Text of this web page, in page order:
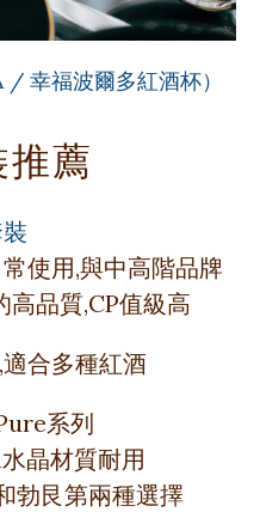
/ 幸福波爾多紅酒杯）
薦
使用,與中高階品牌
品質,CP值級高
合多種紅酒
系列
晶材質耐用
勃艮第兩種選擇